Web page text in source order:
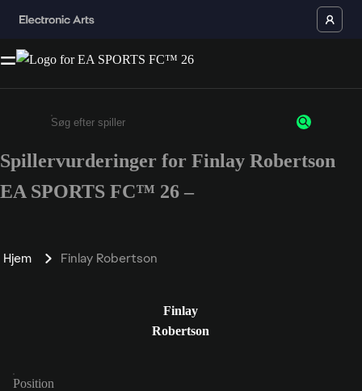
Enter a minimum of 3 characters or numbers
Spillervurderinger for Finlay Robertson
EA SPORTS FC™ 26 –
Hjem Finlay Robertson
Finlay
Robertson
Position